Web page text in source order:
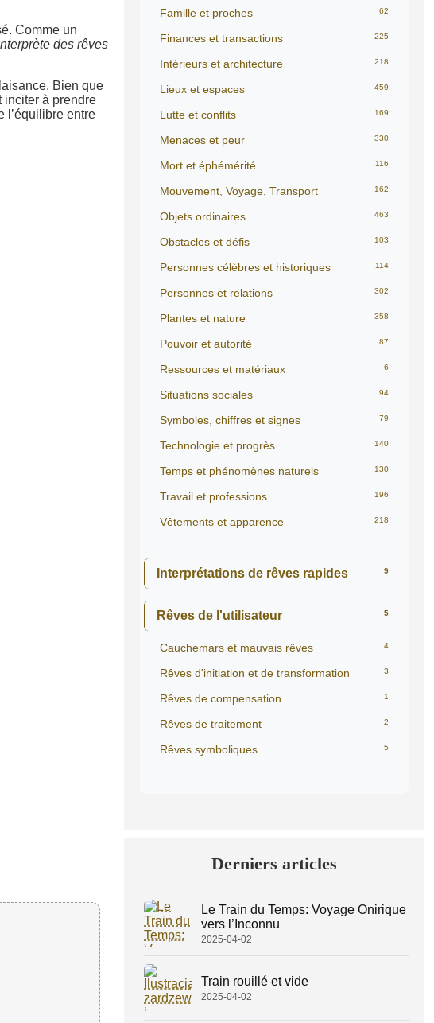
Comme un
des rêves
Bien que
inciter à prendre
l’équilibre entre
Famille et proches 62
Finances et transactions 225
Intérieurs et architecture 218
Lieux et espaces 459
Lutte et conflits 169
Menaces et peur 330
Mort et éphémérité 116
Mouvement, Voyage, Transport 162
Objets ordinaires 463
Obstacles et défis 103
Personnes célèbres et historiques 114
Personnes et relations 302
Plantes et nature 358
Pouvoir et autorité 87
Ressources et matériaux 6
Situations sociales 94
Symboles, chiffres et signes 79
Technologie et progrès 140
Temps et phénomènes naturels 130
Travail et professions 196
Vêtements et apparence 218
Interprétations de rêves rapides 9
Rêves de l'utilisateur 5
Cauchemars et mauvais rêves 4
Rêves d'initiation et de transformation 3
Rêves de compensation 1
Rêves de traitement 2
Rêves symboliques 5
Derniers articles
Le Train du Temps: Voyage Onirique
vers l’Inconnu
2025-04-02
Train rouillé et vide
2025-04-02